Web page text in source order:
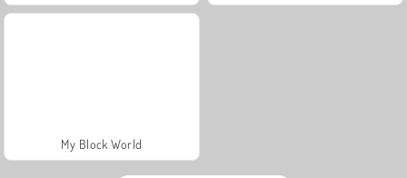
My Block World